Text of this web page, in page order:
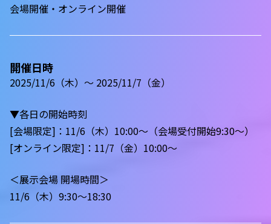
会場開催・オンライン開催
開催日時
2025/11/6（木）～ 2025/11/7（金）
▼各日の開始時刻
[会場限定]：11/6（木）10:00～（会場受付開始9:30〜）
[オンライン限定]：11/7（金）10:00～
＜展示会場 開場時間＞
11/6（木）9:30～18:30